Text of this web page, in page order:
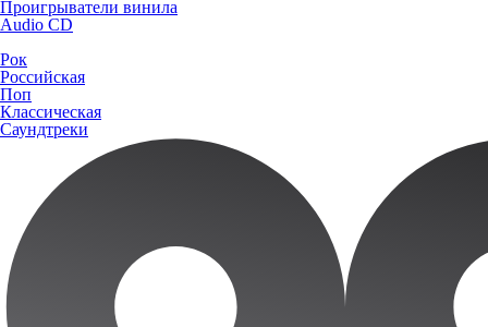
Проигрыватели винила
Audio CD
Рок
Российская
Поп
Классическая
Саундтреки